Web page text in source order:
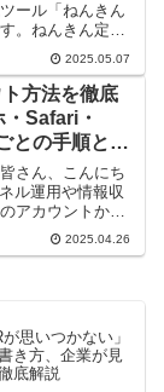
ール「ねんきん
。ねんきん定期
の年金見込み額
に役立てる手順
2025.05.07
方法を徹底
Safari・
との手順とア
さん、こんにち
ル運用や情報収
アカウントから
別のチャンネル
ログアウトする
2025.04.26
思いつかない」
き方、企業が見
底解説